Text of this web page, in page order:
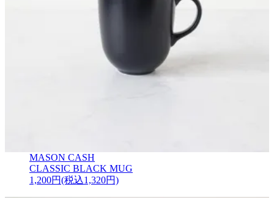
MASON CASH
CLASSIC BLACK MUG
1,200円(税込1,320円)